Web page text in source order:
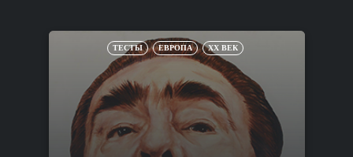
ТЕСТЫ ЕВРОПА XX ВЕК